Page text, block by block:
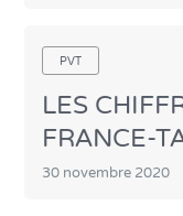
PVT
LES
FRANCE-
30 novembre 2020